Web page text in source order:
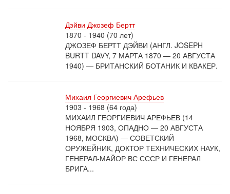
Дэйви Джозеф Бертт
1870 - 1940 (70 лет)
ДЖОЗЕФ БЕРТТ ДЭЙВИ (АНГЛ. JOSEPH
BURTT DAVY, 7 МАРТА 1870 — 20 АВГУСТА
1940) — БРИТАНСКИЙ БОТАНИК И КВАКЕР.
Михаил Георгиевич Арефьев
1903 - 1968 (64 года)
МИХАИЛ ГЕОРГИЕВИЧ АРЕФЬЕВ (14
НОЯБРЯ 1903, ОПАДНО — 20 АВГУСТА
1968, МОСКВА) — СОВЕТСКИЙ
ОРУЖЕЙНИК, ДОКТОР ТЕХНИЧЕСКИХ НАУК,
ГЕНЕРАЛ-МАЙОР ВС СССР И ГЕНЕРАЛ
БРИГА...